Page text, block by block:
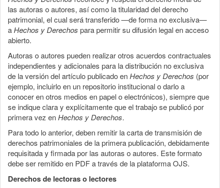
las autoras o autores, así como la titularidad del derecho
patrimonial, el cual será transferido —de forma no exclusiva—
aHechos y Derechos para permitir su difusión legal en acceso
abierto.
Autoras o autores pueden realizar otros acuerdos contractuales
independientes y adicionales para la distribución no exclusiva
de la versión del artículo publicado enHechos y Derechos (por
ejemplo, incluirlo en un repositorio institucional o darlo a
conocer en otros medios en papel o electrónicos), siempre que
se indique clara y explícitamente que el trabajo se publicó por
primera vez enHechos y Derechos.
Para todo lo anterior, deben remitir la carta de transmisión de
derechos patrimoniales de la primera publicación, debidamente
requisitada y firmada por las autoras o autores. Este formato
debe ser remitido en PDF a través de la plataforma OJS.
Derechos de lectoras o lectores